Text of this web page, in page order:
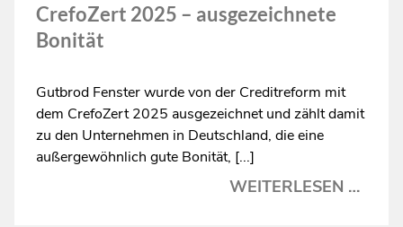
CrefoZert 2025 – ausgezeichnete
Bonität
Gutbrod Fenster wurde von der Creditreform mit
dem CrefoZert 2025 ausgezeichnet und zählt damit
zu den Unternehmen in Deutschland, die eine
außergewöhnlich gute Bonität, [...]
WEITERLESEN …